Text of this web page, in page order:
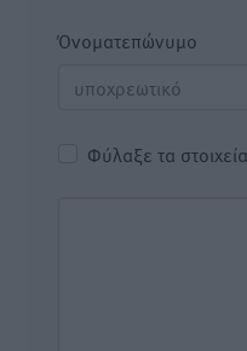
Όνοματεπώνυμο
Φύλαξε τα